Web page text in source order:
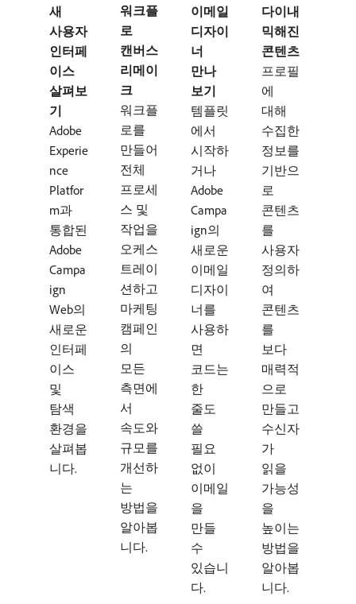
새
사용자
인터페
이스
살펴보
기
Adobe
Experie
nce
Platfor
m과
통합된
Adobe
Campa
ign
Web의
새로운
인터페
이스
및
탐색
환경을
살펴봅
니다.
워크플
로
캔버스
리메이
크
워크플
로를
만들어
전체
프로세
스 및
작업을
오케스
트레이
션하고
마케팅
캠페인
의
모든
측면에
서
속도와
규모를
개선하
는
방법을
알아봅
니다.
이메일
디자이
너
만나
보기
템플릿
에서
시작하
거나
Adobe
Campa
ign의
새로운
이메일
디자이
너를
사용하
면
코드는
한
줄도
쓸
필요
없이
이메일
을
만들
수
있습니
다.
다이내
믹해진
콘텐츠
프로필
에
대해
수집한
정보를
기반으
로
콘텐츠
를
사용자
정의하
여
콘텐츠
를
보다
매력적
으로
만들고
수신자
가
읽을
가능성
을
높이는
방법을
알아봅
니다.